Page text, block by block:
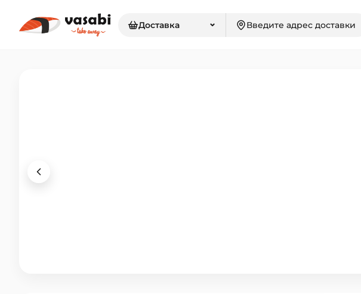
Доставка ⌄